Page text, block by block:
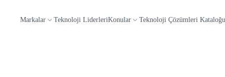
Markalar Teknoloji LiderleriKonular Teknoloji Çözümleri Kataloğu